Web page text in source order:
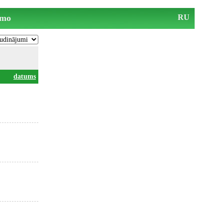
RU
datums